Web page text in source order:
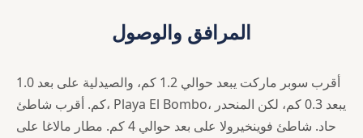
المرافق والوصول
أقرب سوبر ماركت يبعد حوالي 1.2 كم، والصيدلية على بعد 1.0
كم. أقرب شاطئ، Playa El Bombo، يبعد 0.3 كم، لكن المنحدر
حاد. شاطئ فوينخيرولا على بعد حوالي 4 كم. مطار مالاغا على